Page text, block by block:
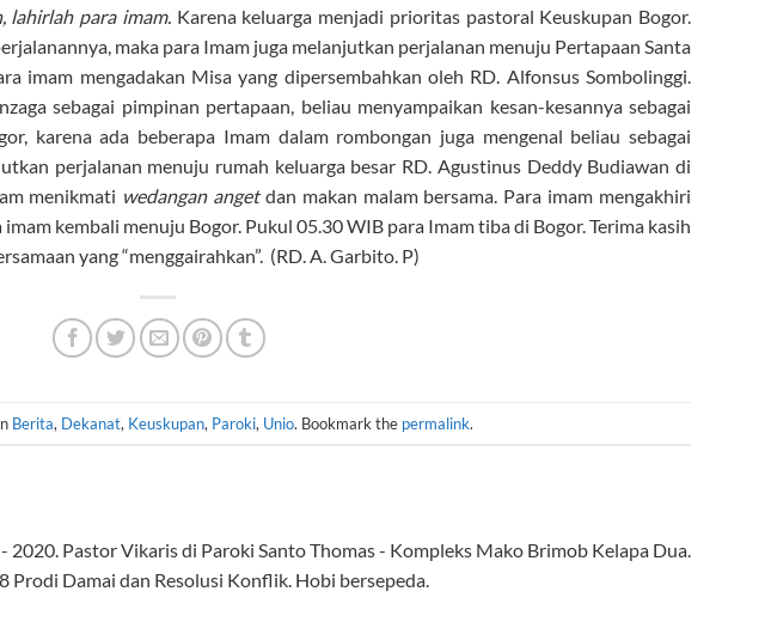
lahirlah para imam.Karena keluarga menjadi prioritas pastoral Keuskupan Bogor.
maka para Imam juga melanjutkan perjalanan menuju Pertapaan Santa
imam mengadakan Misa yang dipersembahkan oleh RD. Alfonsus Sombolinggi.
sebagai pimpinan pertapaan, beliau menyampaikan kesan-kesannya sebagai
karena ada beberapa Imam dalam rombongan juga mengenal beliau sebagai
perjalanan menuju rumah keluarga besar RD. Agustinus Deddy Budiawan di
menikmati wedangan angetdan makan malam bersama. Para imam mengakhiri
kembali menuju Bogor. Pukul 05.30 WIB para Imam tiba di Bogor. Terima kasih
yang “menggairahkan”. (RD. A. Garbito. P)
Berita, Dekanat, Keuskupan, Paroki, Unio. Bookmark the permalink.
2020. Pastor Vikaris di Paroki Santo Thomas - Kompleks Mako Brimob Kelapa Dua.
Prodi Damai dan Resolusi Konflik. Hobi bersepeda.